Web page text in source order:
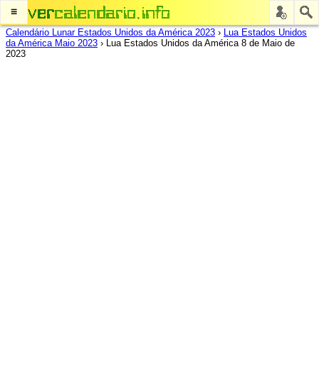
≡
Calendário Lunar Estados Unidos da América 2023 › Lua Estados Unidos
da América Maio 2023 › Lua Estados Unidos da América 8 de Maio de
2023